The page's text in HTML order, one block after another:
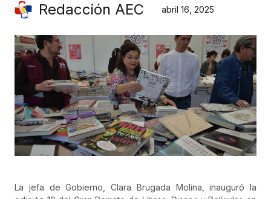
Redacción AEC abril 16, 2025
La jefa de Gobierno, Clara Brugada Molina, inauguró la